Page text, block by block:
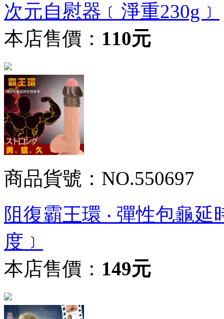
次元自慰器﹝淨重230g﹞
本店售價： 110元
商品貨號：NO.550697
阻復霸王環 ‧ 彈性包龜
度﹞
本店售價： 149元